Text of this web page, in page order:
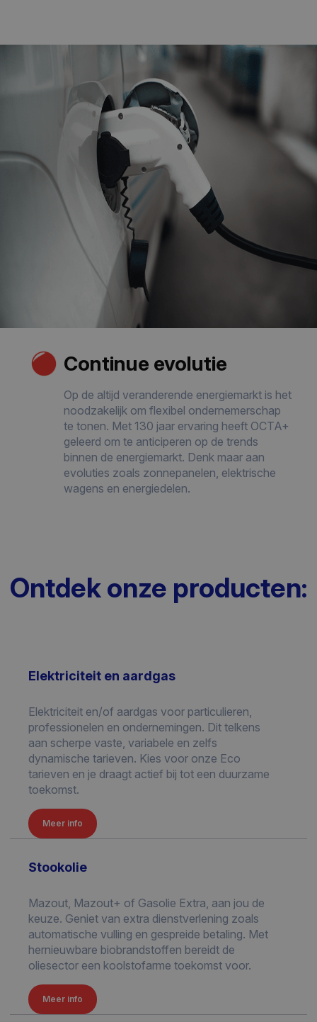
Continue evolutie
Op de altijd veranderende energiemarkt is het
noodzakelijk om flexibel ondernemerschap
te tonen. Met 130 jaar ervaring heeft OCTA+
geleerd om te anticiperen op de trends
binnen de energiemarkt. Denk maar aan
evoluties zoals zonnepanelen, elektrische
wagens en energiedelen.
Ontdek onze producten:
Elektriciteit en aardgas
Elektriciteit en/of aardgas voor particulieren,
professionelen en ondernemingen. Dit telkens
aan scherpe vaste, variabele en zelfs
dynamische tarieven. Kies voor onze Eco
tarieven en je draagt actief bij tot een duurzame
toekomst.
Meer info
Stookolie
Mazout, Mazout+ of Gasolie Extra, aan jou de
keuze. Geniet van extra dienstverlening zoals
automatische vulling en gespreide betaling. Met
hernieuwbare biobrandstoffen bereidt de
oliesector een koolstofarme toekomst voor.
Meer info